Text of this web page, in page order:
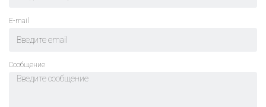
E-mail
Cообщение